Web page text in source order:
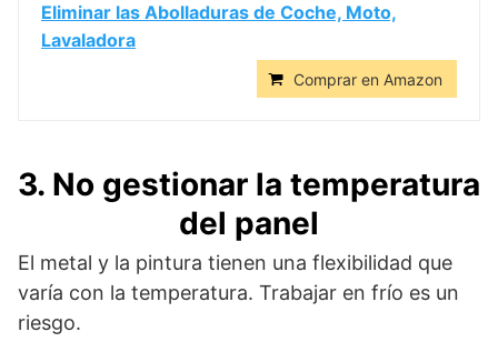
Eliminar las Abolladuras de Coche, Moto,
Lavaladora
Comprar en Amazon
3. No gestionar la temperatura
del panel
El metal y la pintura tienen una flexibilidad que
varía con la temperatura. Trabajar en frío es un
riesgo.